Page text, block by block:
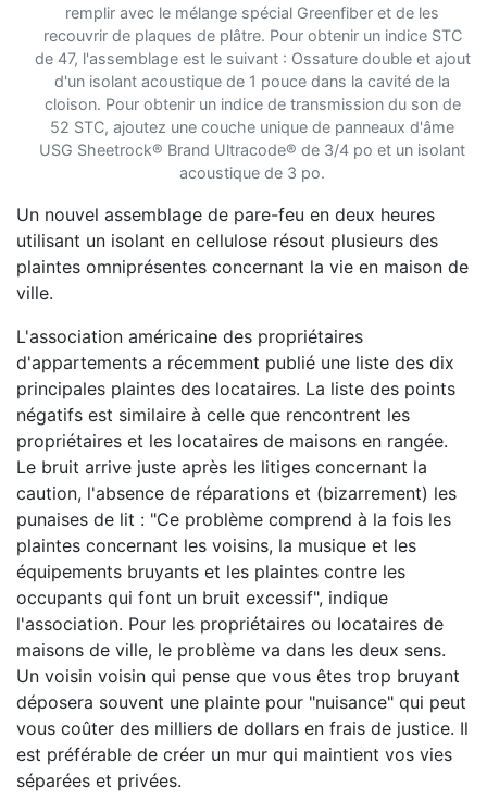
remplir avec le mélange spécial Greenfiber et de les
recouvrir de plaques de plâtre. Pour obtenir un indice STC
de 47, l'assemblage est le suivant : Ossature double et ajout
d'un isolant acoustique de 1 pouce dans la cavité de la
cloison. Pour obtenir un indice de transmission du son de
52 STC, ajoutez une couche unique de panneaux d'âme
USG Sheetrock® Brand Ultracode® de 3/4 po et un isolant
acoustique de 3 po.
Un nouvel assemblage de pare-feu en deux heures
utilisant un isolant en cellulose résout plusieurs des
plaintes omniprésentes concernant la vie en maison de
ville.
L'association américaine des propriétaires
d'appartements a récemment publié une liste des dix
principales plaintes des locataires. La liste des points
négatifs est similaire à celle que rencontrent les
propriétaires et les locataires de maisons en rangée.
Le bruit arrive juste après les litiges concernant la
caution, l'absence de réparations et (bizarrement) les
punaises de lit : "Ce problème comprend à la fois les
plaintes concernant les voisins, la musique et les
équipements bruyants et les plaintes contre les
occupants qui font un bruit excessif", indique
l'association. Pour les propriétaires ou locataires de
maisons de ville, le problème va dans les deux sens.
Un voisin voisin qui pense que vous êtes trop bruyant
déposera souvent une plainte pour "nuisance" qui peut
vous coûter des milliers de dollars en frais de justice. Il
est préférable de créer un mur qui maintient vos vies
séparées et privées.